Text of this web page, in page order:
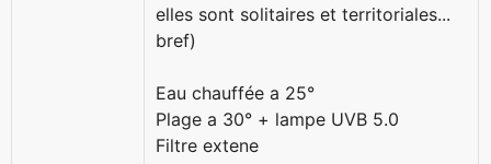
elles sont solitaires et territoriales...
bref)
Eau chauffée a 25°
Plage a 30° + lampe UVB 5.0
Filtre extene